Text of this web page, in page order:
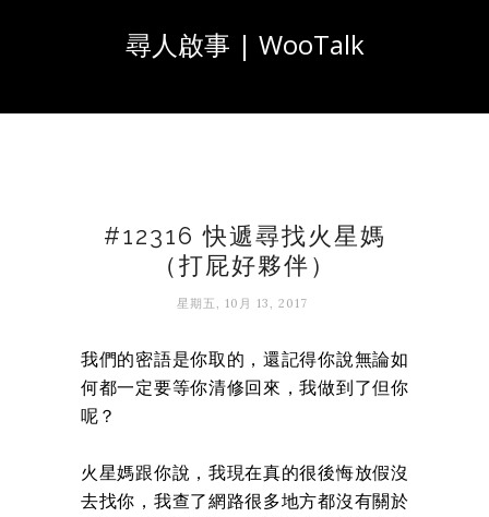
尋人啟事 | WooTalk
#12316 快遞尋找火星媽
（打屁好夥伴）
星期五, 10月 13, 2017
我們的密語是你取的，還記得你說無論如
何都一定要等你清修回來，我做到了但你
呢？
火星媽跟你說，我現在真的很後悔放假沒
去找你，我查了網路很多地方都沒有關於